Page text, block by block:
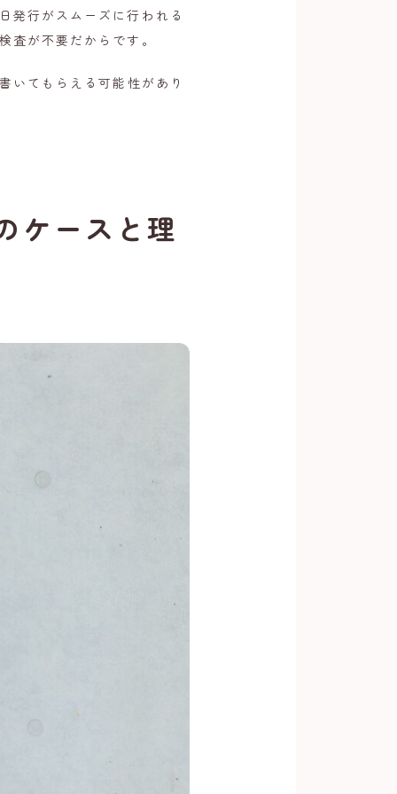
発行がスムーズに行われる
が不要だからです。
いてもらえる可能性があり
ケースと理